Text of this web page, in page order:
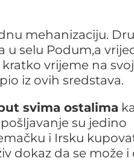
mehanizaciju.
u selu Podum,a
vrijeme na
iz ovih sredstava.
svima ostalima
su jedino
i Irsku
dokaz da se može i